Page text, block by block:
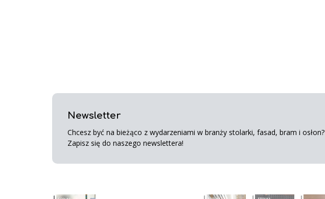
Newsletter
Chcesz być na bieżąco z wydarzeniami w branży stolarki, fasad, bram i osłon?
Zapisz się do naszego newslettera!